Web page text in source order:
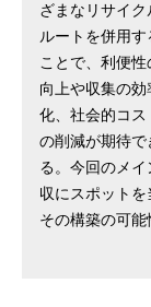
ざまなリサイク
ルートを併用す
ことで、利便性
向上や収集の効
化、社会的コス
の削減が期待で
る。今回のメ
収にスポットを
その構築の可能